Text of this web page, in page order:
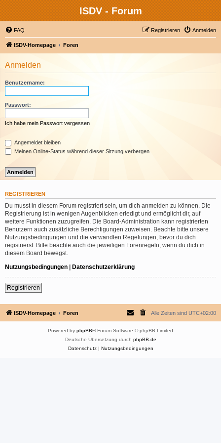
ISDV - Forum
FAQ Anmelden
Registrieren
ISDV-Homepage Foren
Anmelden
Benutzername:
Passwort:
Ich habe mein Passwort vergessen
Angemeldet bleiben
Meinen Online-Status während dieser Sitzung verbergen
REGISTRIEREN
Du musst in diesem Forum registriert sein, um dich anmelden zu können. Die
Registrierung ist in wenigen Augenblicken erledigt und ermöglicht dir, auf
weitere Funktionen zuzugreifen. Die Board-Administration kann registrierten
Benutzern auch zusätzliche Berechtigungen zuweisen. Beachte bitte unsere
Nutzungsbedingungen und die verwandten Regelungen, bevor du dich
registrierst. Bitte beachte auch die jeweiligen Forenregeln, wenn du dich in
diesem Board bewegst.
Nutzungsbedingungen | Datenschutzerklärung
Registrieren
ISDV-Homepage Foren Alle Zeiten sind UTC+02:00
Powered by phpBB® Forum Software © phpBB Limited
Deutsche Übersetzung durch phpBB.de
Datenschutz| Nutzungsbedingungen